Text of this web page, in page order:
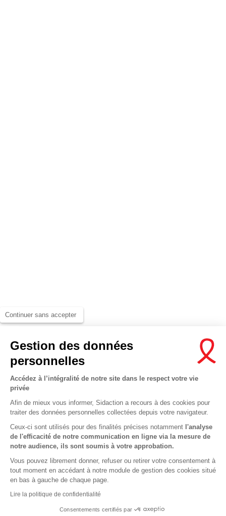
Continuer sans accepter
Gestion des données
personnelles
Accédez à l’intégralité de notre site dans le respect votre vie
privée
Afin de mieux vous informer, Sidaction a recours à des cookies pour
traiter des données personnelles collectées depuis votre navigateur.
Ceux-ci sont utilisés pour des finalités précises notamment l'analyse
de l'efficacité de notre communication en ligne via la mesure de
notre audience, ils sont soumis à votre approbation.
Vous pouvez librement donner, refuser ou retirer votre consentement à
tout moment en accédant à notre module de gestion des cookies situé
en bas à gauche de chaque page.
Lire la politique de confidentialité
Consentements certifiés par